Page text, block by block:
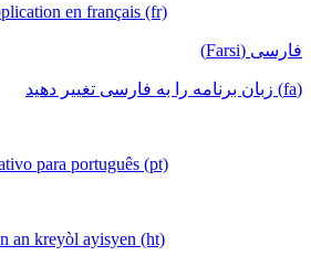
en français (fr)
فارسی (Farsi)
(fa) زبان برنامه را به فارسی تغییر دهید
para português (pt)
an kreyòl ayisyen (ht)